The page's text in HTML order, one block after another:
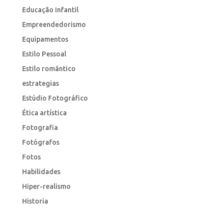
Educação Infantil
Empreendedorismo
Equipamentos
Estilo Pessoal
Estilo romântico
estrategias
Estúdio Fotográfico
Ética artística
Fotografia
Fotógrafos
Fotos
Habilidades
Hiper-realismo
Historia